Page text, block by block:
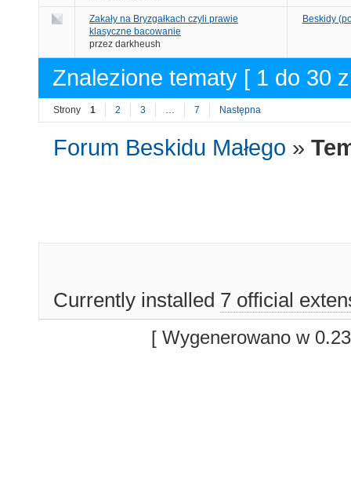
Zakały na Bryzgałkach czyli prawie
klasyczne bacowanie
przez darkheush
Beskidy
Znalezione tematy [ 1 do 30
Strony 1 2 3 7 Następna
Forum Beskidu Małego »
Currently installed 7 official
[ Wygenerowano w